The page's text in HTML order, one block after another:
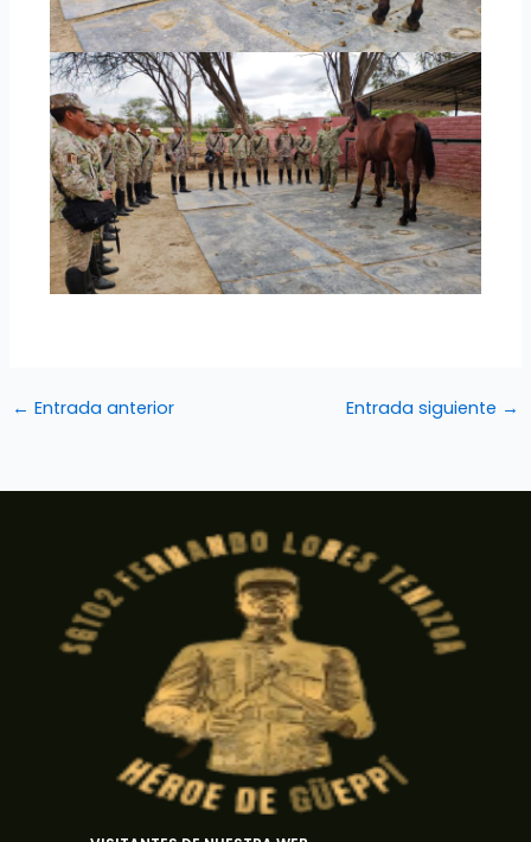
← Entrada anterior Entrada siguiente →